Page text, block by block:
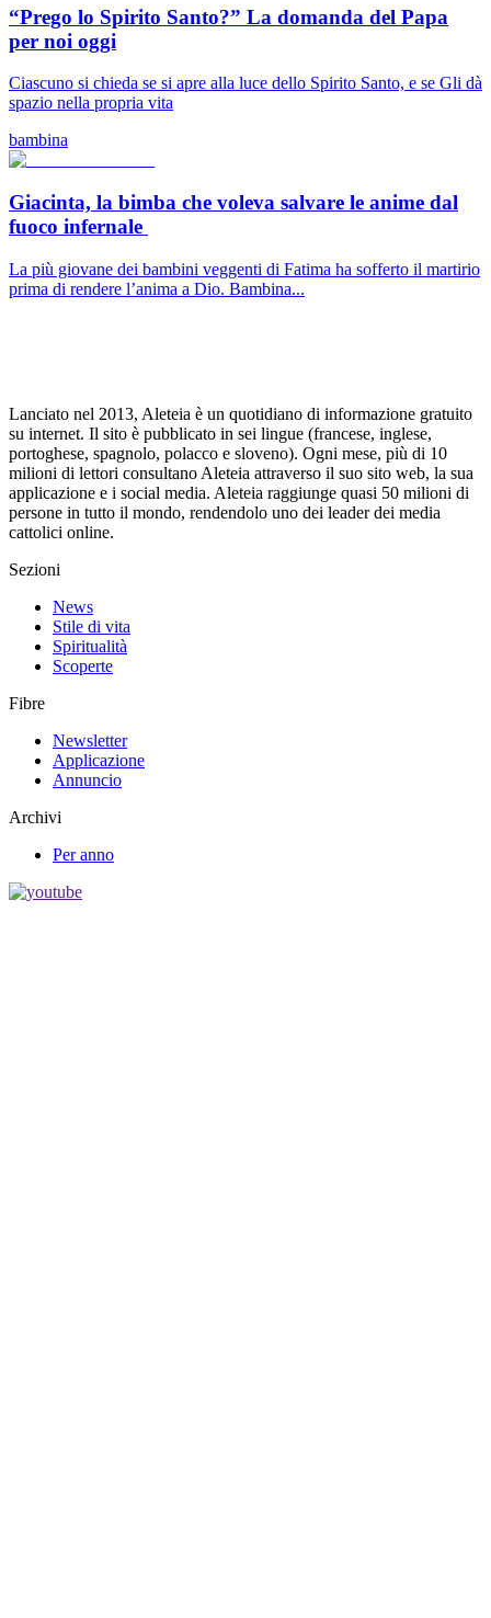
“Prego lo Spirito Santo?” La domanda del Papa
per noi oggi
Ciascuno si chieda se si apre alla luce dello Spirito Santo, e se Gli dà
spazio nella propria vita
bambina
Giacinta, la bimba che voleva salvare le anime dal
fuoco infernale
La più giovane dei bambini veggenti di Fatima ha sofferto il martirio
prima di rendere l’anima a Dio. Bambina...
Lanciato nel 2013, Aleteia è un quotidiano di informazione gratuito
su internet. Il sito è pubblicato in sei lingue (francese, inglese,
portoghese, spagnolo, polacco e sloveno). Ogni mese, più di 10
milioni di lettori consultano Aleteia attraverso il suo sito web, la sua
applicazione e i social media. Aleteia raggiunge quasi 50 milioni di
persone in tutto il mondo, rendendolo uno dei leader dei media
cattolici online.
Sezioni
News
Stile di vita
Spiritualità
Scoperte
Fibre
Newsletter
Applicazione
Annuncio
Archivi
Per anno